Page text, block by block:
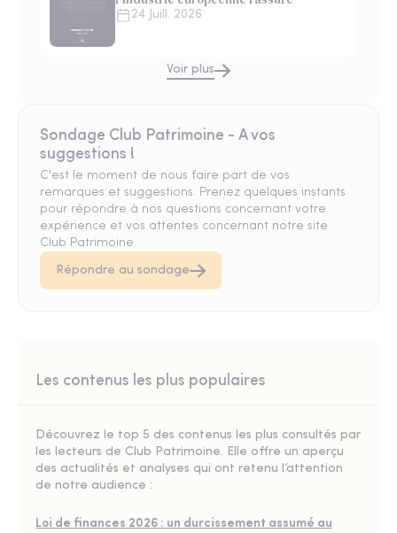
24 Juill. 2026
Voir plus
Sondage Club Patrimoine - A vos
suggestions !
C'est le moment de nous faire part de vos
remarques et suggestions. Prenez quelques instants
pour répondre à nos questions concernant votre
expérience et vos attentes concernant notre site
Club Patrimoine.
Répondre au sondage
Les contenus les plus populaires
Découvrez le top 5 des contenus les plus consultés par
les lecteurs de Club Patrimoine. Elle offre un aperçu
des actualités et analyses qui ont retenu l’attention
de notre audience :
Loi de finances 2026 : un durcissement assumé au